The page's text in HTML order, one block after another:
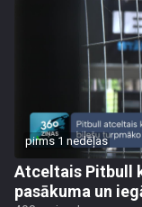
pirms 1 nedēļas
Atceltais Pitbull
pasākuma un